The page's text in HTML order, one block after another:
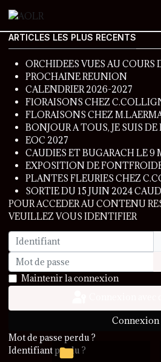
ARTICLES LES PLUS RECENTS
ORCHIDEES VUES AU COURS
PROCHAINE REUNION
CALENDRIER 2026-2027
FlORAISONS CHEZ
FLORAISONS CHEZ
BONJOUR A TOUS, JE SUIS DE
EOC 2027
CAUDIES ET BUGARACH LE 9
EXPOSITION DE
PLANTES FLEURIES CHEZ
SORTIE DU 15 JUIN 2024
POUR ACCEDER AU CONTENU
VEUILLEZ VOUS IDENTIFIER
Identifiant
Mot de passe
Maintenir la connexion
Connexion
Mot de passe perdu ?
Identifiant perdu ?